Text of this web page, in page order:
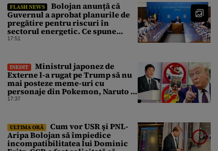
FLASH NEWS
Bolojan anunță că
Guvernul a aprobat planurile de
pregătire pentru riscuri în
sectorul energetic. Ce spune
premierul despre consumul
17:51
INEDIT
Ministrul japonez de
Externe l-a rugat pe Trump să nu
mai posteze meme-uri cu
personaje din Pokemon, Naruto și
Mario pe platformele social-
17:37
ULTIMA ORĂ
Cum vor USR şi PNL-
Aripa Bolojan să împiedice
incompatibilitatea lui Dominic